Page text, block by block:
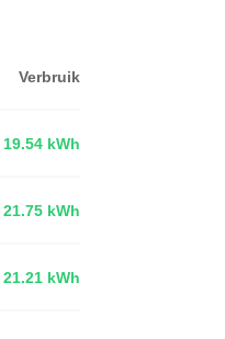
Verbruik
19.54 kWh
21.75 kWh
21.21 kWh